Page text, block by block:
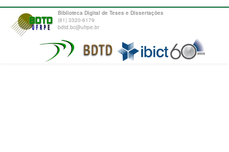
Biblioteca Digital de Teses e Dissertações
(81) 3320-6179
bdtd.bc@ufrpe.br